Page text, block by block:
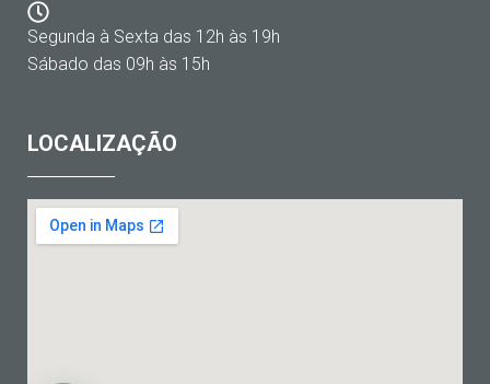
Segunda à Sexta das 12h às 19h
Sábado das 09h às 15h
LOCALIZAÇÃO